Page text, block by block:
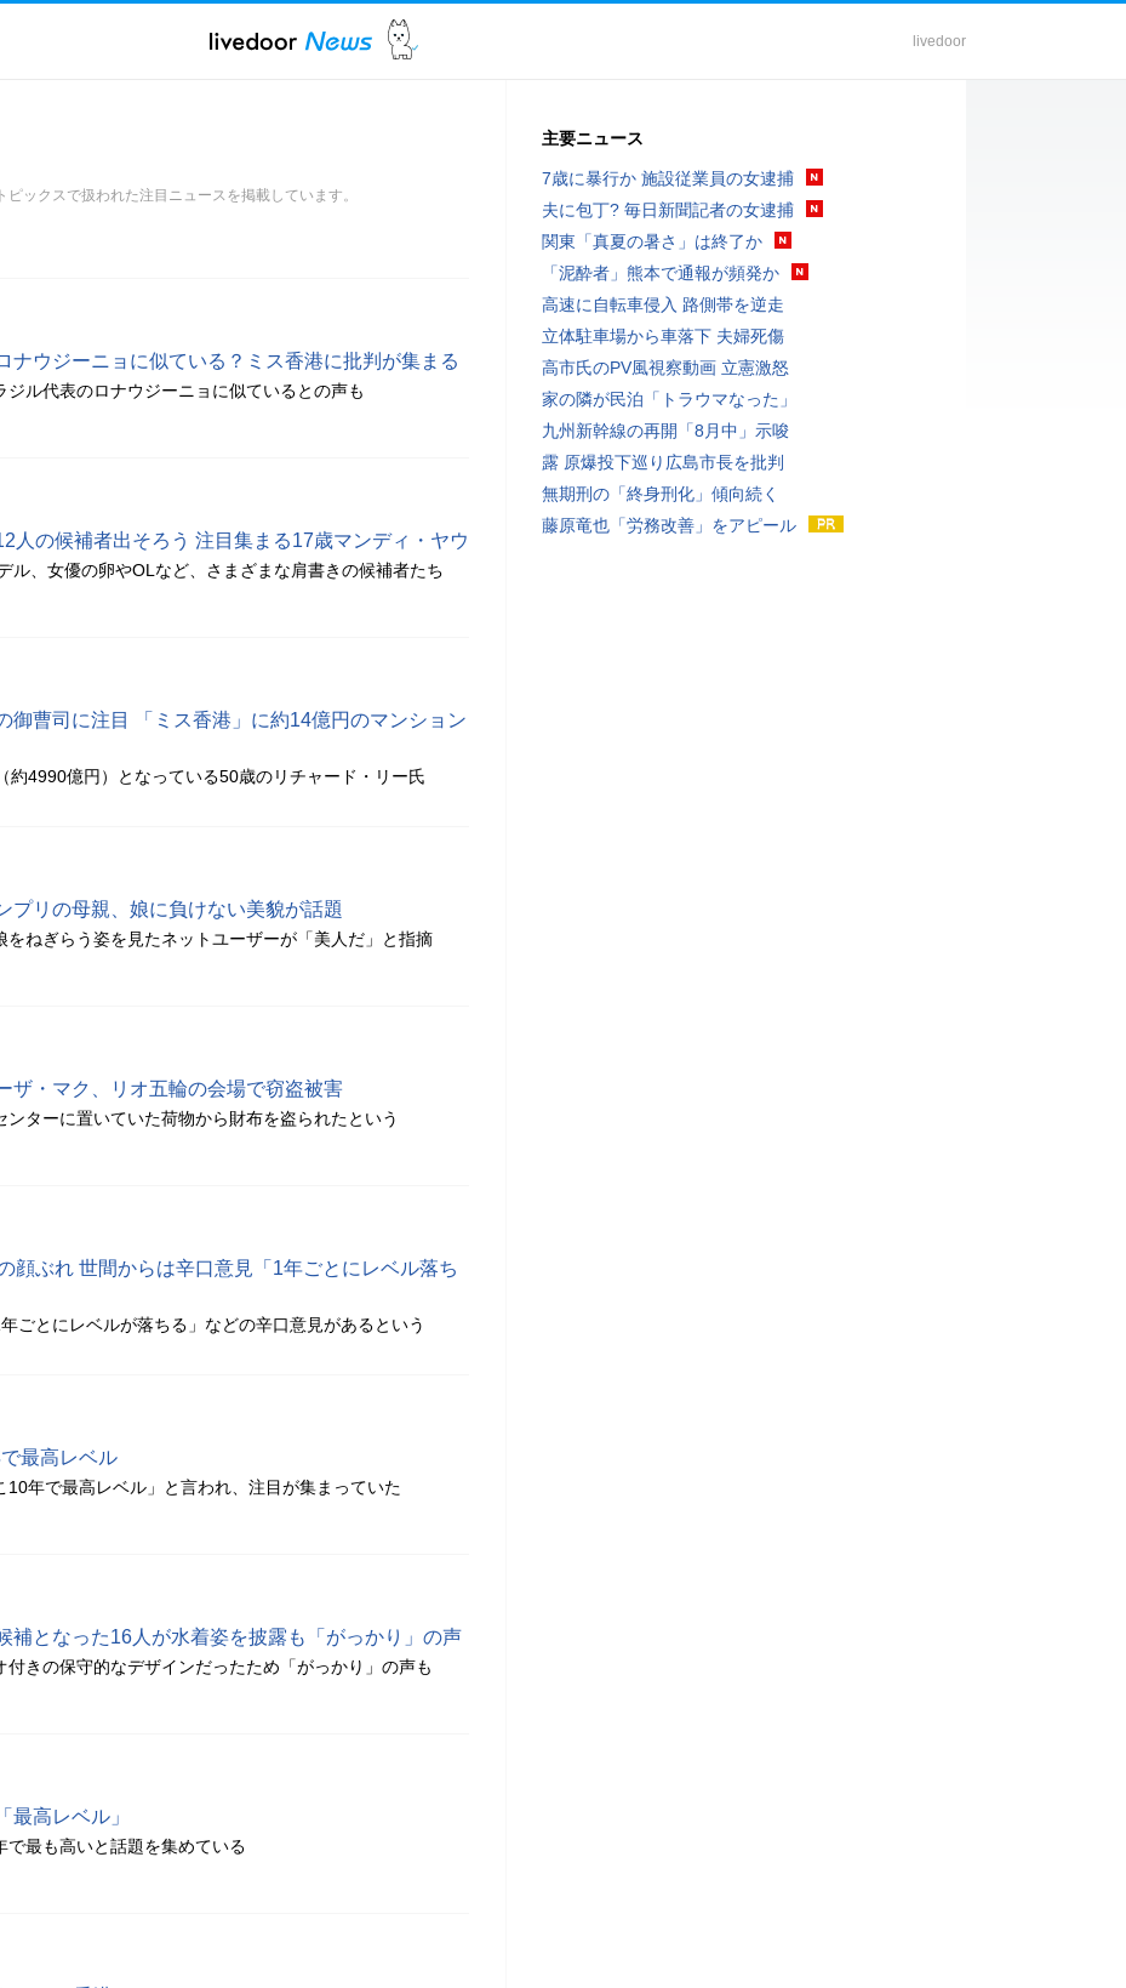
livedoor
ックスで扱われた注目ニュースを掲載しています。
ナウジーニョに似ている？ミス香港に批判が集まる
ジル代表のロナウジーニョに似ているとの声も
人の候補者出そろう 注目集まる17歳マンディ・ヤウ
ル、女優の卵やOLなど、さまざまな肩書きの候補者たち
御曹司に注目 「ミス香港」に約14億円のマンション
約4990億円）となっている50歳のリチャード・リー氏
プリの母親、娘に負けない美貌が話題
をねぎらう姿を見たネットユーザーが「美人だ」と指摘
ザ・マク、リオ五輪の会場で窃盗被害
ンターに置いていた荷物から財布を盗られたという
顔ぶれ 世間からは辛口意見「1年ごとにレベル落ち
ごとにレベルが落ちる」などの辛口意見があるという
最高レベル
10年で最高レベル」と言われ、注目が集まっていた
補となった16人が水着姿を披露も「がっかり」の声
付きの保守的なデザインだったため「がっかり」の声も
最高レベル」
で最も高いと話題を集めている
主要ニュース
7歳に暴行か 施設従業員の女逮捕
夫に包丁? 毎日新聞記者の女逮捕
関東「真夏の暑さ」は終了か
「泥酔者」熊本で通報が頻発か
高速に自転車侵入 路側帯を逆走
立体駐車場から車落下 夫婦死傷
高市氏のPV風視察動画 立憲激怒
家の隣が民泊「トラウマなった」
九州新幹線の再開「8月中」示唆
露 原爆投下巡り広島市長を批判
無期刑の「終身刑化」傾向続く
藤原竜也「労務改善」をアピール